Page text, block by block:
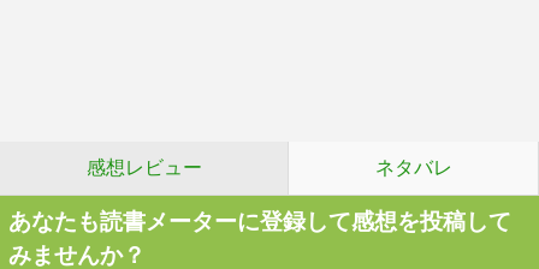
感想レビュー ネタバレ
あなたも読書メーターに登録して感想を投稿して
みませんか？